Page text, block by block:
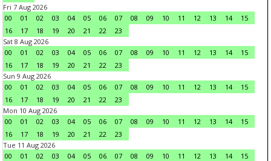
Fri 7 Aug 2026
00
01 02 03 04 05 06 07 08 09 10 11 12 13 14
15
16
17 18 19 20 21 22
23
Sat 8 Aug 2026
00
01 02 03 04 05 06 07 08 09 10 11 12 13 14
15
16
17 18 19 20 21 22
23
Sun 9 Aug 2026
00
01 02 03 04 05 06 07 08 09 10 11 12 13 14
15
16
17 18 19 20 21 22
23
Mon 10 Aug 2026
00
01 02 03 04 05 06 07 08 09 10 11 12 13 14
15
16
17 18 19 20 21 22
23
Tue 11 Aug 2026
00
01 02 03 04 05 06 07 08 09 10 11 12 13 14
15